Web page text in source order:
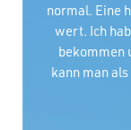
normal. Eine
wert. Ich
bekommen
kann man